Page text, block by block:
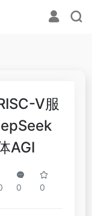
V服
AGI
0 0